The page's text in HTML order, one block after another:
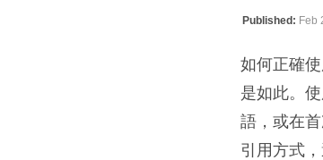
Published: Feb
如何正確
是如此。
語，或在
引用方式